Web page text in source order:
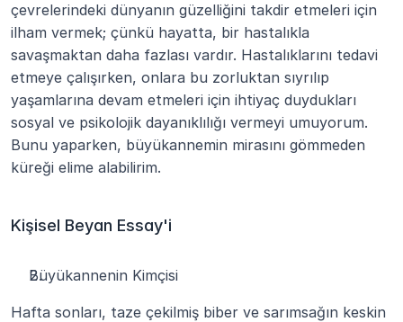
çevrelerindeki dünyanın güzelliğini takdir etmeleri için
ilham vermek; çünkü hayatta, bir hastalıkla
savaşmaktan daha fazlası vardır. Hastalıklarını tedavi
etmeye çalışırken, onlara bu zorluktan sıyrılıp
yaşamlarına devam etmeleri için ihtiyaç duydukları
sosyal ve psikolojik dayanıklılığı vermeyi umuyorum.
Bunu yaparken, büyükannemin mirasını gömmeden
küreği elime alabilirim.
Kişisel Beyan Essay'i
Büyükannenin Kimçisi
Hafta sonları, taze çekilmiş biber ve sarımsağın keskin